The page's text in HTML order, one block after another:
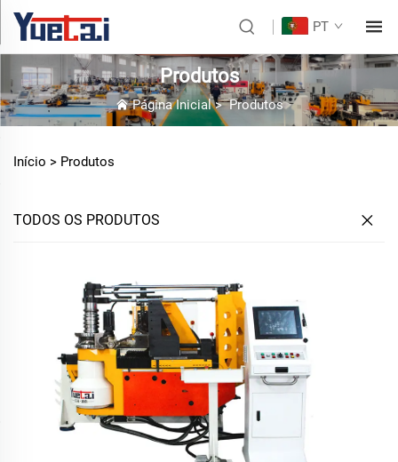
PT
Produtos
Página Inicial>Produtos
Início > Produtos
TODOS OS PRODUTOS